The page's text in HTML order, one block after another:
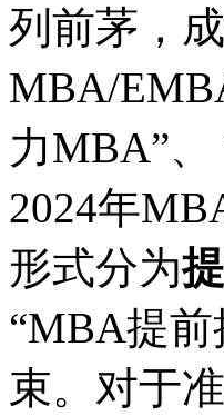
列前茅，
MBA/
力MBA”
2024年
形式分为
“MBA提前
束。对于